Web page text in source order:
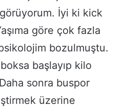
İyi ki kick
göre çok fazla
bozulmuştu.
başlayıp kilo
sonra buspor
üzerine